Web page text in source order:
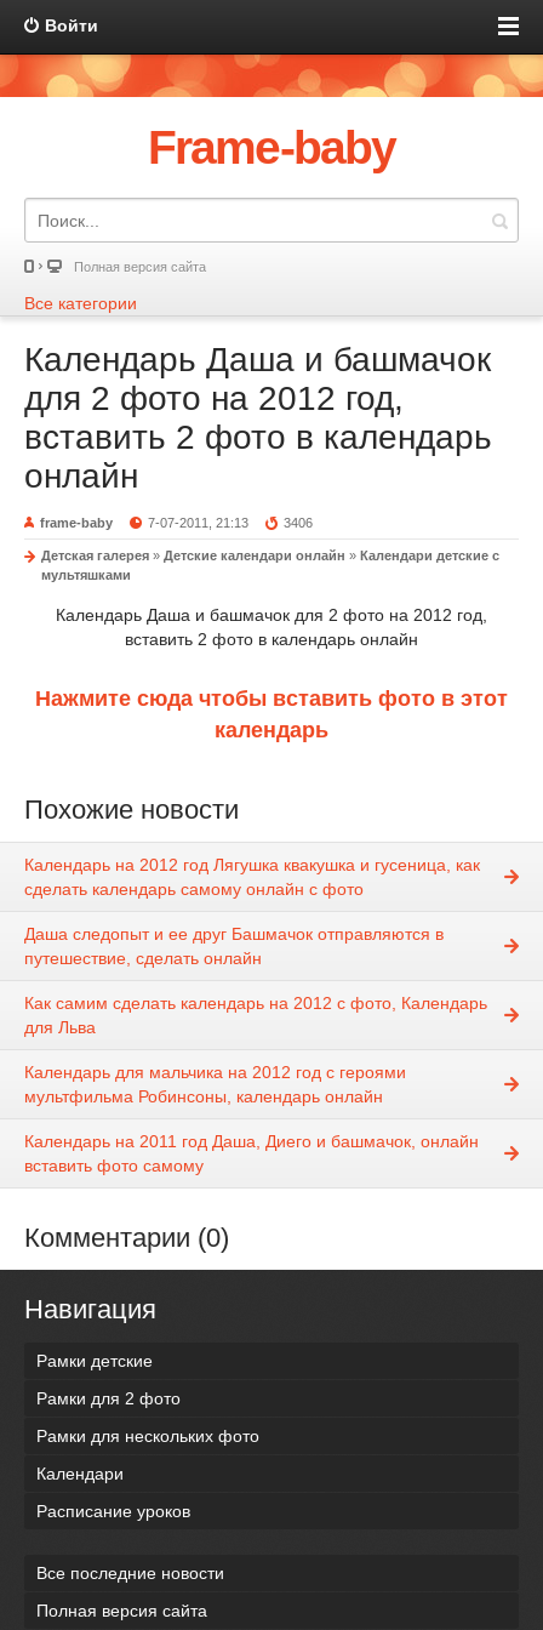
Войти
Frame-baby
Полная версия сайта
Все категории
Календарь Даша и башмачок
для 2 фото на 2012 год,
вставить 2 фото в календарь
онлайн
frame-baby 7-07-2011, 21:13 3406
Детская галерея » Детские календари онлайн » Календари детские с
мультяшками
Календарь Даша и башмачок для 2 фото на 2012 год,
вставить 2 фото в календарь онлайн
Нажмите сюда чтобы вставить фото в этот
календарь
Похожие новости
Календарь на 2012 год Лягушка квакушка и гусеница, как
сделать календарь самому онлайн с фото
Даша следопыт и ее друг Башмачок отправляются в
путешествие, сделать онлайн
Как самим сделать календарь на 2012 с фото, Календарь
для Льва
Календарь для мальчика на 2012 год с героями
мультфильма Робинсоны, календарь онлайн
Календарь на 2011 год Даша, Диего и башмачок, онлайн
вставить фото самому
Комментарии (0)
Навигация
Рамки детские
Рамки для 2 фото
Рамки для нескольких фото
Календари
Расписание уроков
Все последние новости
Полная версия сайта